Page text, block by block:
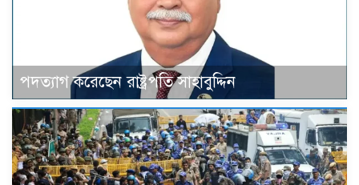
পদত্যাগ করেছেন রাষ্ট্রপতি সাহাবুদ্দিন